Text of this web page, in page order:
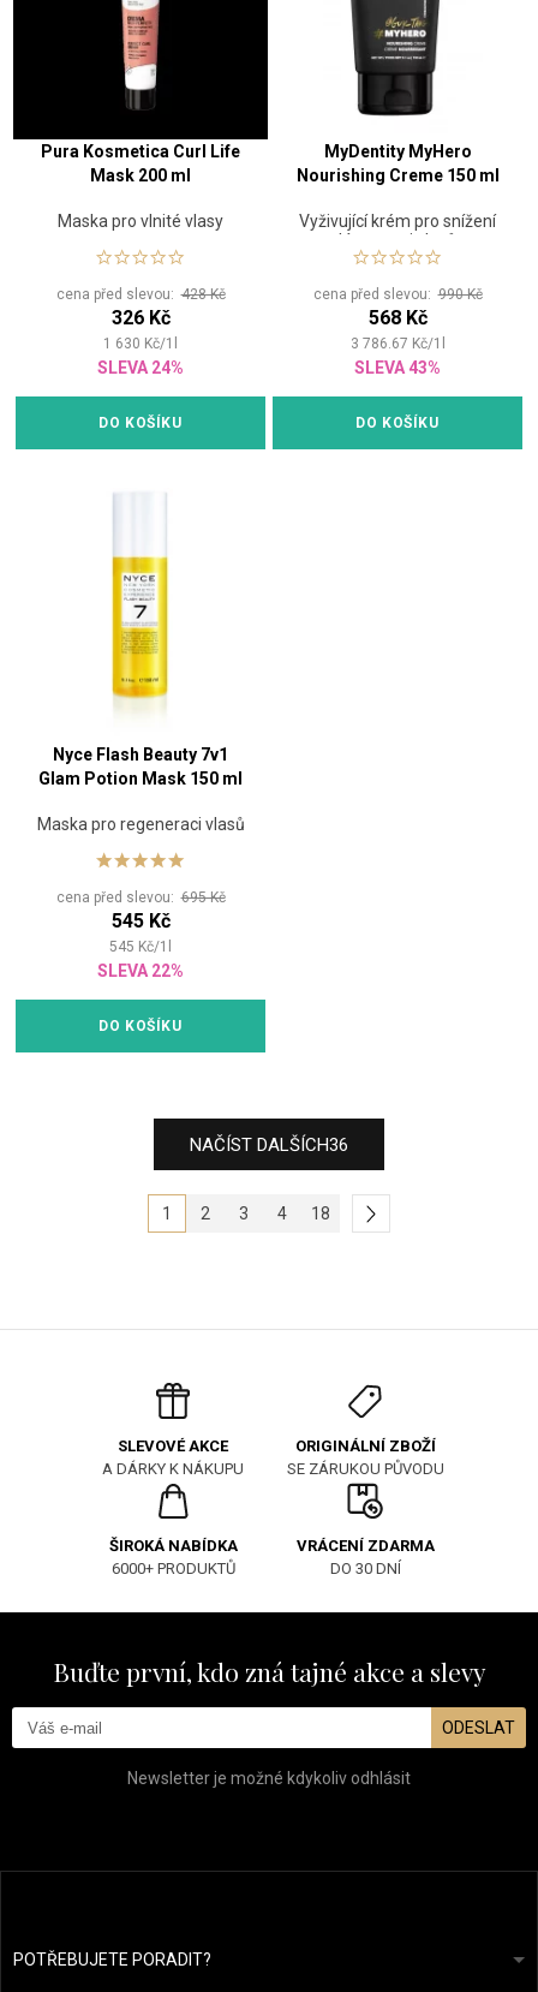
Pura Kosmetica Curl Life
Mask 200 ml
Maska pro vlnité vlasy
cena před slevou:428 Kč
326 Kč
1 630 Kč/1
SLEVA 24%
DO KOŠÍKU
MyDentity MyHero
Nourishing Creme 150 ml
Vyživující krém pro snížení
lámavosti vlasů
cena před slevou:990 Kč
568 Kč
3 786.67 Kč/1
SLEVA 43%
DO KOŠÍKU
Nyce Flash Beauty 7v1
Glam Potion Mask 150 ml
Maska pro regeneraci vlasů
cena před slevou:695 Kč
545 Kč
545 Kč/1
SLEVA 22%
DO KOŠÍKU
NAČÍST DALŠÍCH36
1 2 3 4 18
SLEVOVÉ AKCE
A DÁRKY K NÁKUPU
ORIGINÁLNÍ ZBOŽÍ
SE ZÁRUKOU PŮVODU
ŠIROKÁ NABÍDKA
6000+ PRODUKTŮ
VRÁCENÍ ZDARMA
DO 30 DNÍ
Buďte první, kdo zná tajné akce a slevy
ODESLAT
Newsletter je možné kdykoliv odhlásit
POTŘEBUJETE PORADIT?info@prozdravevlasy.cz